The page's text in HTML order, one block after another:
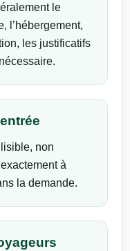
le
l’hébergement,
les justificatifs
non
à
la demande.